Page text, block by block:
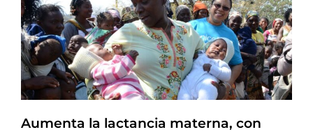
Aumenta la lactancia materna, con